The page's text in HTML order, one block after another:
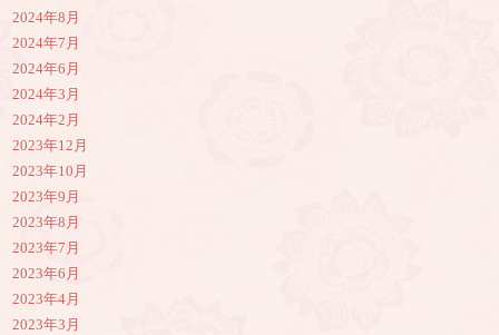
2024年8月
2024年7月
2024年6月
2024年3月
2024年2月
2023年12月
2023年10月
2023年9月
2023年8月
2023年7月
2023年6月
2023年4月
2023年3月